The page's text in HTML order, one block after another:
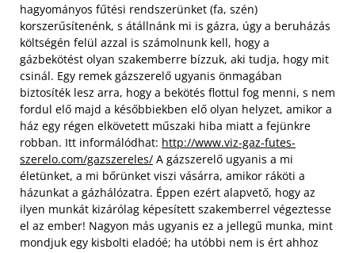
hagyományos fűtési rendszerünket (fa, szén)
korszerűsítenénk, s átállnánk mi is gázra, úgy a beruházás
költségén felül azzal is számolnunk kell, hogy a
gázbekötést olyan szakemberre bízzuk, aki tudja, hogy mit
csinál. Egy remek gázszerelő ugyanis önmagában
biztosíték lesz arra, hogy a bekötés flottul fog menni, s nem
fordul elő majd a későbbiekben elő olyan helyzet, amikor a
ház egy régen elkövetett műszaki hiba miatt a fejünkre
robban. Itt informálódhat: http://www.viz-gaz-futes-
szerelo.com/gazszereles/ A gázszerelő ugyanis a mi
életünket, a mi bőrünket viszi vásárra, amikor ráköti a
házunkat a gázhálózatra. Éppen ezért alapvető, hogy az
ilyen munkát kizárólag képesített szakemberrel végeztesse
el az ember! Nagyon más ugyanis ez a jellegű munka, mint
mondjuk egy kisbolti eladóé; ha utóbbi nem is ért ahhoz